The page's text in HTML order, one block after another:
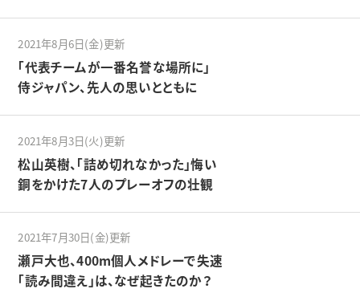
2021年8月6日(金)更新
「代表チームが一番名誉な場所に」
侍ジャパン、先人の思いとともに
2021年8月3日(火)更新
松山英樹、「詰め切れなかった」悔い
銅をかけた7人のプレーオフの壮観
2021年7月30日(金)更新
瀬戸大也、400m個人メドレーで失速
「読み間違え」は、なぜ起きたのか？